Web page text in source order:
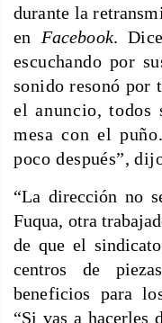
durante la
en Facebook.
escuchando por
sonido resonó por
el anuncio, todos
mesa con el
pocodespués”,
“La dirección no
Fuqua, otra
de que el
centros de
beneficios para
“Si vas a hacerles